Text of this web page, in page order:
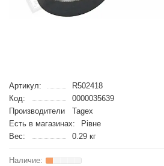
Артикул:
R502418
Код:
0000035639
Производители
Tagex
Есть в магазинах:
Рівне
Вес:
0.29 кг